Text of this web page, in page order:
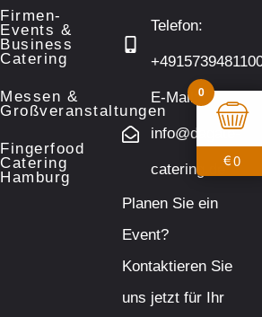
Firmen-
Events &
Business
Catering
Messen &
Großveranstaltungen
Fingerfood
Catering
Hamburg
Telefon:
E-Mail:
info@dagate-
catering.de
Planen Sie ein
Event?
Kontaktieren Sie
uns jetzt für Ihr
0
€0